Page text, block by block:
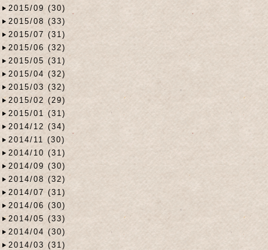
2015/09 (30)
2015/08 (33)
2015/07 (31)
2015/06 (32)
2015/05 (31)
2015/04 (32)
2015/03 (32)
2015/02 (29)
2015/01 (31)
2014/12 (34)
2014/11 (30)
2014/10 (31)
2014/09 (30)
2014/08 (32)
2014/07 (31)
2014/06 (30)
2014/05 (33)
2014/04 (30)
2014/03 (31)